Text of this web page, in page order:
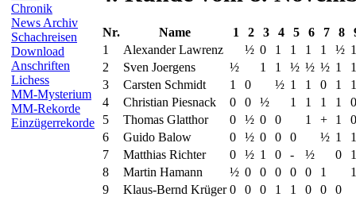
Chronik
News Archiv
Schachreisen
Download
Anschriften
Lichess
MM-Mysterium
MM-Rekorde
Einzügerrekorde
Nr. Name 1 2 3 4 5 6 7 8
1
Alexander Lawrenz ½ 0 1 1 1 1 ½ 1
2
Sven Joergens ½ 1 1 ½ ½ ½ 1
1
3
Carsten Schmidt 1 0 ½ 1 1 0 1
1
4
Christian Piesnack 0 0 ½ 1 1 1 1
0
5
Thomas Glatthor 0 ½ 0 0 1 + 1
0
6
Guido Balow 0 ½ 0 0 0 ½ 1
1
7
Matthias Richter 0 ½ 1 0 - ½ 0
1
8
Martin Hamann ½ 0 0 0 0 0 1
1
9
Klaus-Bernd Krüger 0 0 0 1 1 0 0
0